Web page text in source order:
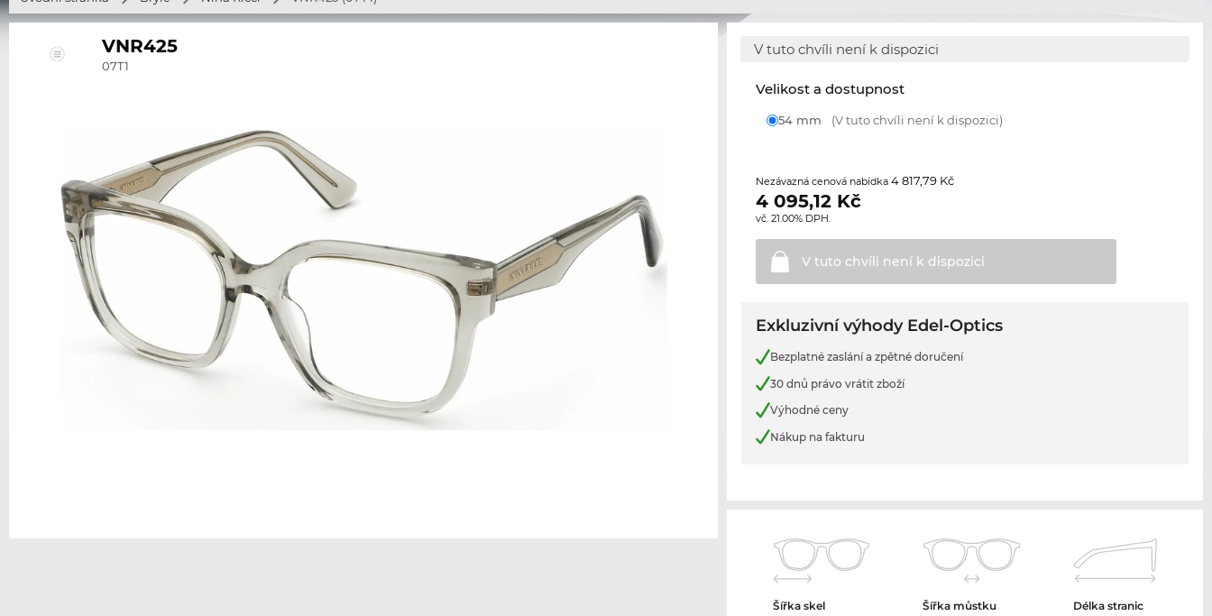
VNR425
07T1
V tuto chvíli není k dispozici
Velikost a dostupnost
54 mm (V tuto chvíli není k dispozici)
Nezávazná cenová nabídka4 817,79 Kč
4 095,12 Kč
vč. 21.00% DPH.
V tuto chvíli není k dispozici
Exkluzivní výhody Edel-Optics
Bezplatné zaslání a zpětné doručení
30 dnů právo vrátit zboží
Výhodné ceny
Nákup na fakturu
Šířka skel
Šířka můstku
Délka stranic